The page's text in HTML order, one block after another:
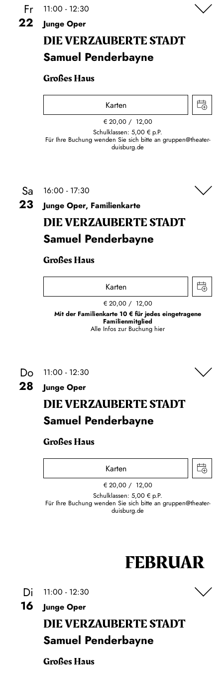
Fr
22
11:00 - 12:30
Junge Oper
DIE VERZAUBERTE STADT
Samuel Penderbayne
Großes Haus
Karten
€ 20,00
12,00
Schulklassen: 5,00 € p.P.
Für Ihre Buchung wenden Sie sich bitte an gruppen@theater-
duisburg.de
Sa
23
16:00 - 17:30
Junge Oper, Familienkarte
DIE VERZAUBERTE STADT
Samuel Penderbayne
Großes Haus
Karten
€ 20,00
12,00
Mit der Familienkarte 10 € für jedes eingetragene
Familienmitglied
Alle Infos zur Buchung hier
Do
28
11:00 - 12:30
Junge Oper
DIE VERZAUBERTE STADT
Samuel Penderbayne
Großes Haus
Karten
€ 20,00
12,00
Schulklassen: 5,00 € p.P.
Für Ihre Buchung wenden Sie sich bitte an gruppen@theater-
duisburg.de
FEBRUAR
Di
16
11:00 - 12:30
Junge Oper
DIE VERZAUBERTE STADT
Samuel Penderbayne
Großes Haus